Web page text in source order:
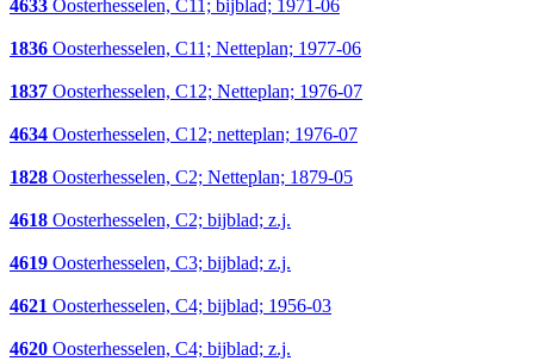
4633 Oosterhesselen, C11; bijblad; 1971-06
1836 Oosterhesselen, C11; Netteplan; 1977-06
1837 Oosterhesselen, C12; Netteplan; 1976-07
4634 Oosterhesselen, C12; netteplan; 1976-07
1828 Oosterhesselen, C2; Netteplan; 1879-05
4618 Oosterhesselen, C2; bijblad; z.j.
4619 Oosterhesselen, C3; bijblad; z.j.
4621 Oosterhesselen, C4; bijblad; 1956-03
4620 Oosterhesselen, C4; bijblad; z.j.